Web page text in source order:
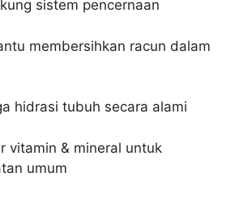
sistem pencernaan
membersihkan racun dalam
hidrasi tubuh secara alami
vitamin & mineral untuk
umum